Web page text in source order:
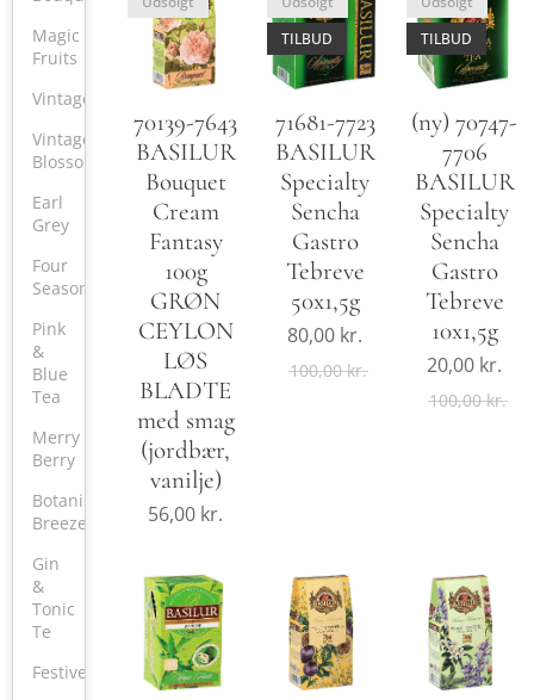
Magic
Fruits
Vintage
Vintage
Blossoms
Earl
Grey
Four
Seasons
Pink
&
Blue
Tea
Merry
Berry
Botanical
Breeze
Gin
&
Tonic
Te
Festive
70139-7643
BASILUR
Bouquet
Cream
Fantasy
100g
GRØN
CEYLON
LØS
BLADTE
med smag
(jordbær,
vanilje)
56,00 kr.
71681-7723
BASILUR
Specialty
Sencha
Gastro
Tebreve
50x1,5g
TILBUD
80,00 kr.
100,00kr.
(ny) 70747-
7706
BASILUR
Specialty
Sencha
Gastro
Tebreve
10x1,5g
TILBUD
20,00 kr.
100,00kr.